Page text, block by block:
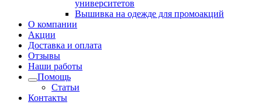
университетов
Вышивка на одежде для промоакций
О компании
Акции
Доставка и оплата
Отзывы
Наши работы
Помощь
Статьи
Контакты